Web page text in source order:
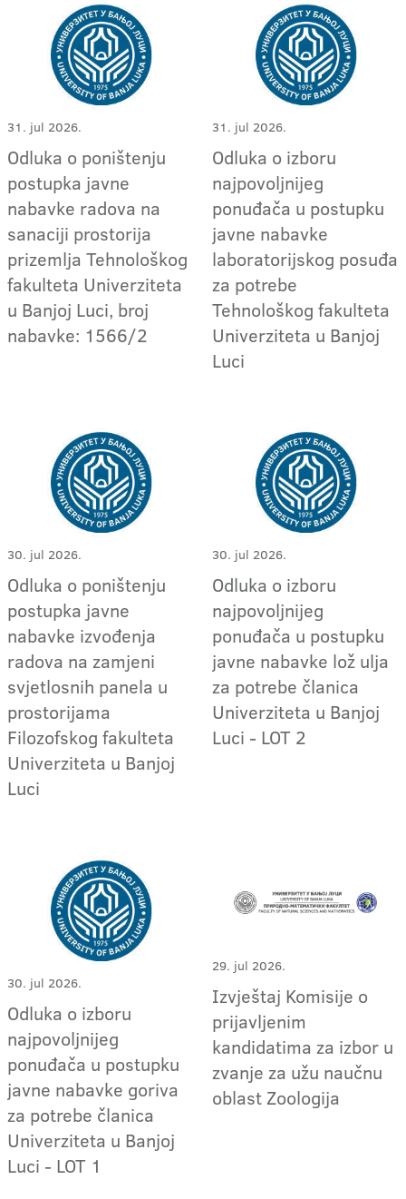
31. jul 2026.
Odluka o poništenju
postupka javne
nabavke radova na
sanaciji prostorija
prizemlja Tehnološkog
fakulteta Univerziteta
u Banjoj Luci, broj
nabavke: 1566/2
31. jul 2026.
Odluka o izboru
najpovoljnijeg
ponuđača u postupku
javne nabavke
laboratorijskog posuđa
za potrebe
Tehnološkog fakulteta
Univerziteta u Banjoj
Luci
30. jul 2026.
Odluka o poništenju
postupka javne
nabavke izvođenja
radova na zamjeni
svjetlosnih panela u
prostorijama
Filozofskog fakulteta
Univerziteta u Banjoj
Luci
30. jul 2026.
Odluka o izboru
najpovoljnijeg
ponuđača u postupku
javne nabavke lož ulja
za potrebe članica
Univerziteta u Banjoj
Luci - LOT 2
30. jul 2026.
Odluka o izboru
najpovoljnijeg
ponuđača u postupku
javne nabavke goriva
za potrebe članica
Univerziteta u Banjoj
Luci - LOT 1
29. jul 2026.
Izvještaj Komisije o
prijavljenim
kandidatima za izbor u
zvanje za užu naučnu
oblast Zoologija